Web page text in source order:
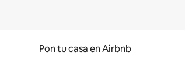
Pon tu casa en Airbnb